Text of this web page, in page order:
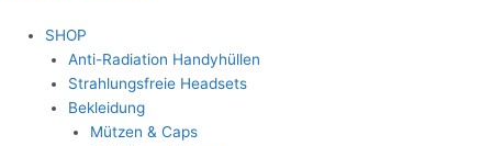
SHOP
Anti-Radiation Handyhüllen
Strahlungsfreie Headsets
Bekleidung
Mützen & Caps